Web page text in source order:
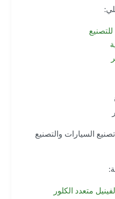
السيارات والتصنيع
متعدد الكلور